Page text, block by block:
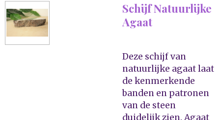
Schijf Natuurlijke
Agaat
Deze schijf van
natuurlijke agaat laat
de kenmerkende
banden en patronen
van de steen
duidelijk zien. Agaat